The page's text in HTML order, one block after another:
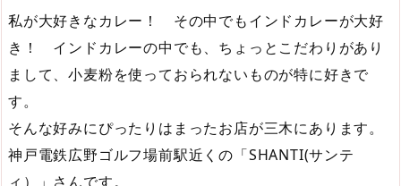
私が大好きなカレー！ その中でもインドカレーが大好
き！ インドカレーの中でも、ちょっとこだわりがあり
まして、小麦粉を使っておられないものが特に好きで
す。
そんな好みにぴったりはまったお店が三木にあります。
神戸電鉄広野ゴルフ場前駅近くの「SHANTI(サンテ
ィ）」さんです。